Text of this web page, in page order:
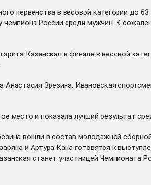
первенства в весовой категории до
России среди мужчин. К
Казанская в финале в весовой
Зрезина. Ивановская
и показала лучший результат
вошли в состав молодежной
и Артура Кана готовятся к
станет участницей Чемпионата